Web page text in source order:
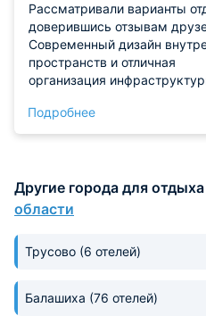
Рассматривали варианты
доверившись отзывам
Современный дизайн
пространств и отличная
организация
выборе. Просторные
позволяют удобно
поддерживаемая
оформлением мебели и
немедленно откликнувшись
Подробнее
Другие города для отдыха
области
Трусово (6 отелей)
Балашиха (76 отелей)